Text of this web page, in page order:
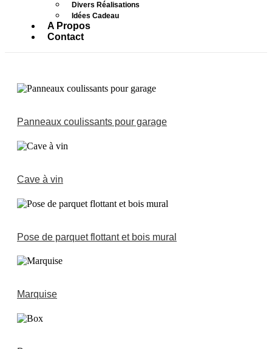
Divers Réalisations
Idées Cadeau
A Propos
Contact
Panneaux coulissants pour garage
Cave à vin
Pose de parquet flottant et bois mural
Marquise